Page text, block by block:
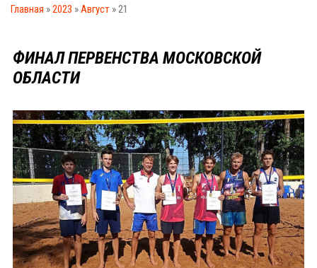
Главная »2023 »Август »21
ФИНАЛ ПЕРВЕНСТВА МОСКОВСКОЙ
ОБЛАСТИ